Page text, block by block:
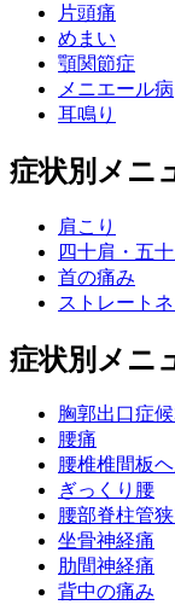
片頭痛
めまい
顎関節症
メニエール病
耳鳴り
症状別メニ
肩こり
四十肩・五
首の痛み
ストレート
症状別メニ
胸郭出口症
腰痛
腰椎椎間板
ぎっくり腰
腰部脊柱管
坐骨神経痛
肋間神経痛
背中の痛み